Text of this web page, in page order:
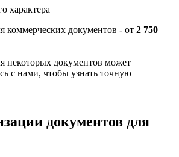
характера
коммерческих документов - от 2 750
некоторых документов может
с нами, чтобы узнать точную
документов для